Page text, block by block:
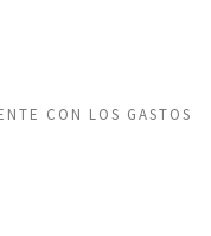
CON LOS GASTOS